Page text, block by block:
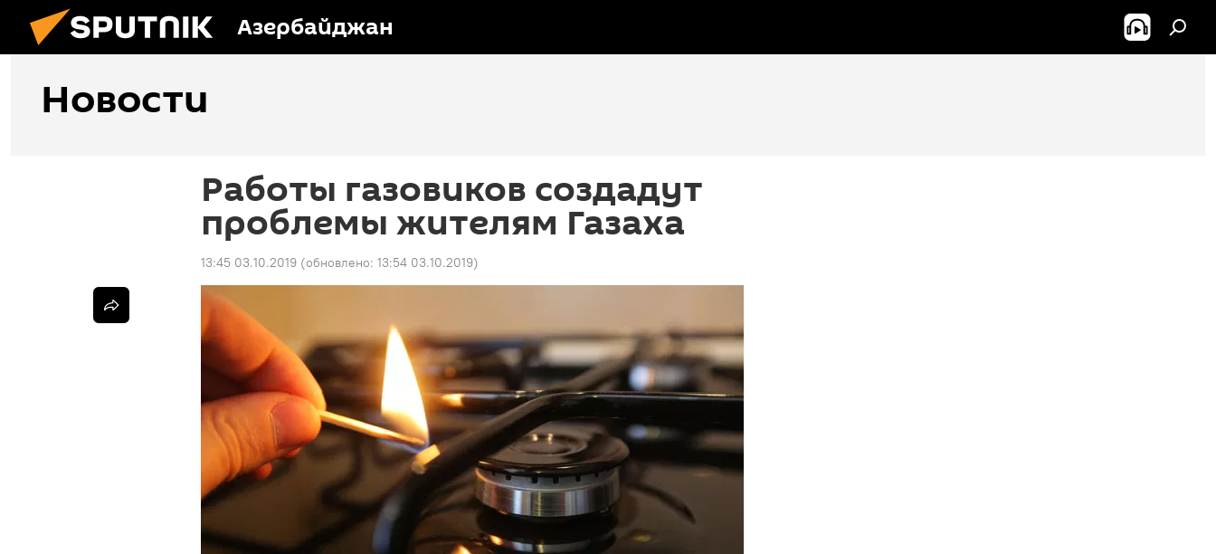
Азербайджан
Новости
Работы газовиков создадут
проблемы жителям Газаха
13:45 03.10.2019 (обновлено: 13:54 03.10.2019)